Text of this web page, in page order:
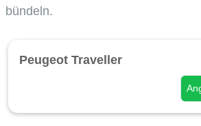
bündeln.
Peugeot Traveller